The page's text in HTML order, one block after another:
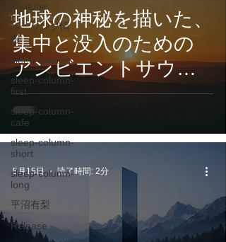
Youtube
ヒーリング情
報
sleep-column
sleep-column-
first
sleep-column-
cafe
sleep-column-
short
sleep-column-
long
平沼有梨
Release
地球の神秘を描いた、
集中と没入のための
アンビエントサウン
ド。CROIX
HEALING『
TerranovaPulse -
HiddenMantles 』7月
3日配信開始
5月15日 読了時間: 2分